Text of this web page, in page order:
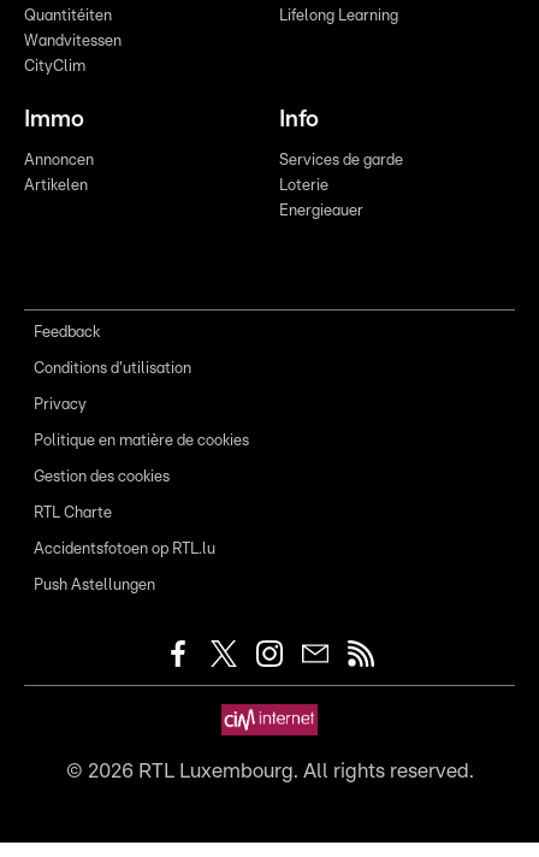
Quantitéiten
Wandvitessen
CityClim
Lifelong Learning
Immo
Annoncen
Artikelen
Info
Services de garde
Loterie
Energieauer
Feedback
Conditions d'utilisation
Privacy
Politique en matière de cookies
Gestion des cookies
RTL Charte
Accidentsfotoen op RTL.lu
Push Astellungen
© 2026RTL Luxembourg. All rights reserved.